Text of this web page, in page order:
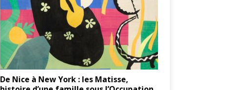
De Nice à New York : les Matisse,